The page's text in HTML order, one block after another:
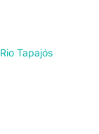
Rio Tapajós